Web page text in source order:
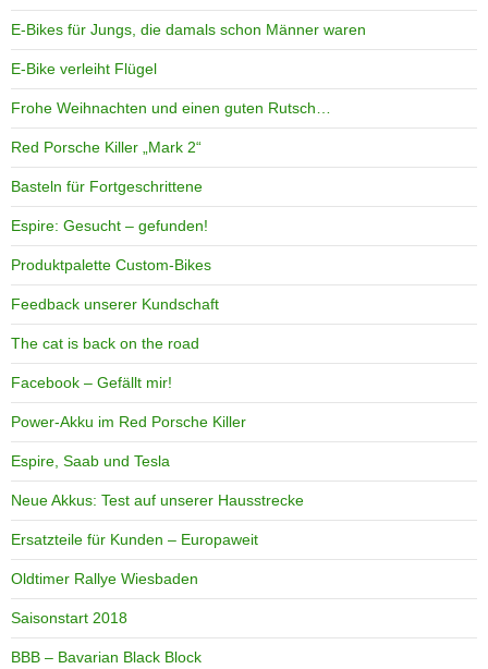
E-Bikes für Jungs, die damals schon Männer waren
E-Bike verleiht Flügel
Frohe Weihnachten und einen guten Rutsch…
Red Porsche Killer „Mark 2“
Basteln für Fortgeschrittene
Espire: Gesucht – gefunden!
Produktpalette Custom-Bikes
Feedback unserer Kundschaft
The cat is back on the road
Facebook – Gefällt mir!
Power-Akku im Red Porsche Killer
Espire, Saab und Tesla
Neue Akkus: Test auf unserer Hausstrecke
Ersatzteile für Kunden – Europaweit
Oldtimer Rallye Wiesbaden
Saisonstart 2018
BBB – Bavarian Black Block